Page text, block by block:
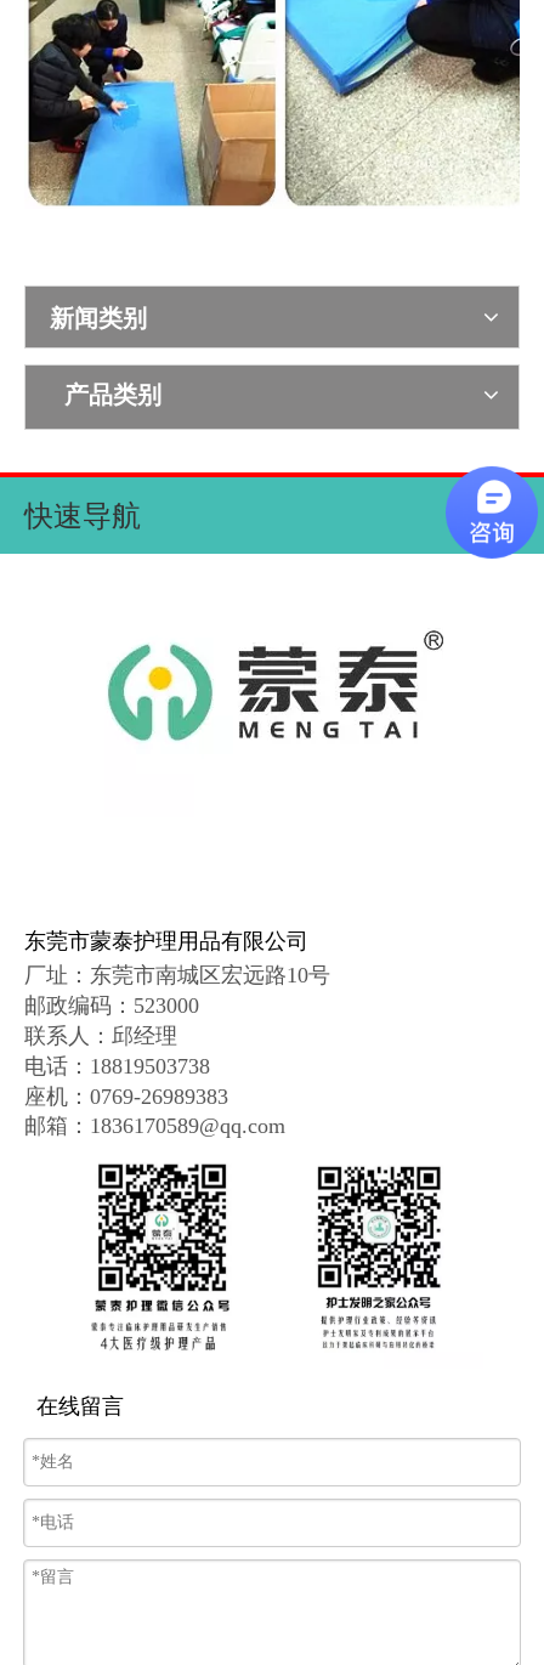
新闻类别
产品类别
快速导航
东莞市蒙泰护理用品有限公司
厂址： 东莞市南城区宏远路10号
邮政编码 ： 523000
联系人：邱经理
电话：18819503738
座机：0769-26989383
邮箱：1836170589@qq.com
在线留言